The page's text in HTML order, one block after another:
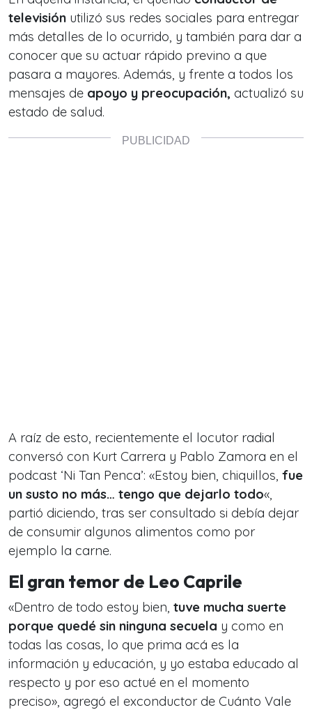
televisión utilizó sus redes sociales para entregar
más detalles de lo ocurrido, y también para dar a
conocer que su actuar rápido previno a que
pasara a mayores. Además, y frente a todos los
mensajes de apoyo y preocupación, actualizó su
estado de salud.
A raíz de esto, recientemente el locutor radial
conversó con Kurt Carrera y Pablo Zamora en el
podcast ‘Ni Tan Penca’: «Estoy bien, chiquillos, fue
un susto no más… tengo que dejarlo todo«,
partió diciendo, tras ser consultado si debía dejar
de consumir algunos alimentos como por
ejemplo la carne.
El gran temor de Leo Caprile
«Dentro de todo estoy bien, tuve mucha suerte
porque quedé sin ninguna secuela y como en
todas las cosas, lo que prima acá es la
información y educación, y yo estaba educado al
respecto y por eso actué en el momento
preciso», agregó el exconductor de Cuánto Vale